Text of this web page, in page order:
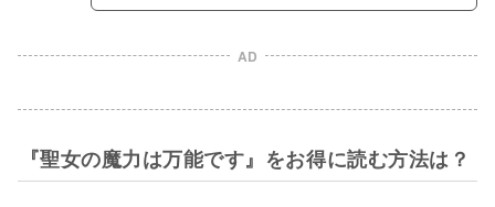
AD
『聖女の魔力は万能です』をお得に読む方法は？